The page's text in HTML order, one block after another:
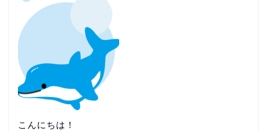
こんにちは！